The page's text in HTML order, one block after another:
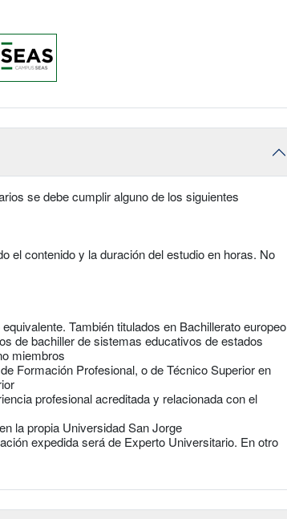
se debe cumplir alguno de los siguientes
el contenido y la duración del estudio en horas. No
También titulados en Bachillerato europeo
de bachiller de sistemas educativos de estados
miembros
Formación Profesional, o de Técnico Superior en
profesional acreditada y relacionada con el
la propia Universidad San Jorge
expedida será de Experto Universitario. En otro